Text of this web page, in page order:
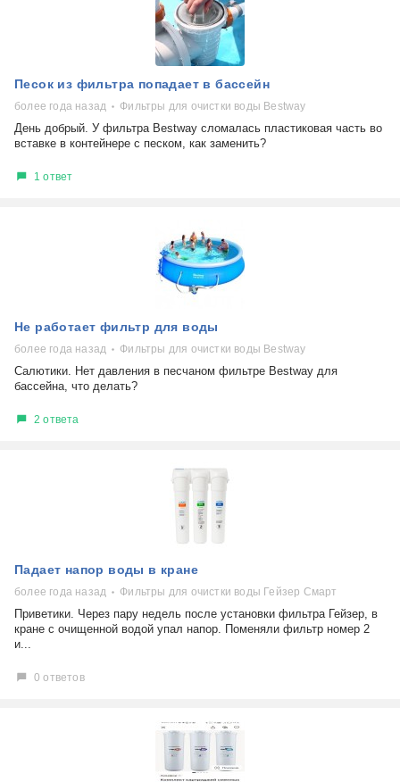
Песок из фильтра попадает в бассейн
более года назад Фильтры для очистки воды Bestway
День добрый. У фильтра Bestway сломалась пластиковая часть во
вставке в контейнере с песком, как заменить?
1 ответ
Не работает фильтр для воды
более года назад Фильтры для очистки воды Bestway
Салютики. Нет давления в песчаном фильтре Bestway для
бассейна, что делать?
2 ответа
Падает напор воды в кране
более года назад Фильтры для очистки воды Гейзер Смарт
Приветики. Через пару недель после установки фильтра Гейзер, в
кране с очищенной водой упал напор. Поменяли фильтр номер 2
и...
0 ответов